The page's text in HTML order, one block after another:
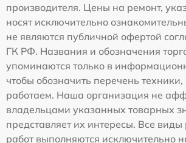
производителя. Цены на ремонт,
носят исключительно
не являются публичной офертой
ГК РФ. Названия и обозначения
упоминаются только в
чтобы обозначить перечень
работаем. Наша организация не
владельцами указанных товарных
представляет их интересы. Все
работ выполняются исключительно